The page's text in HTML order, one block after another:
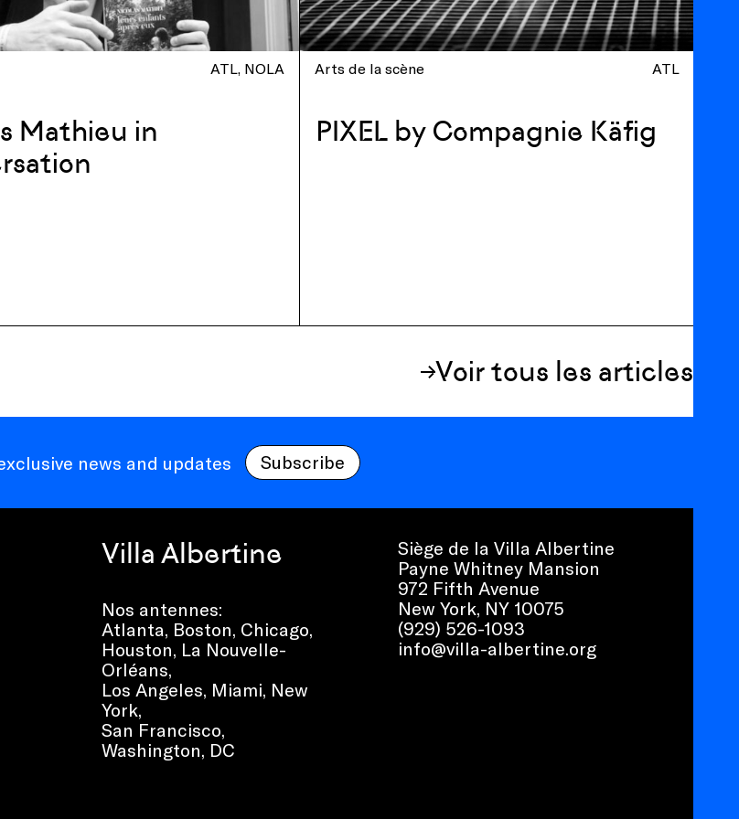
ATL NOLA
Mathieu in
Arts de la scène ATL
PIXEL by Compagnie Käfig
Voir tous les articles
news and updates Subscribe
Villa Albertine
Nos antennes:
Atlanta, Boston, Chicago,
Houston, La Nouvelle-
Orléans,
Los Angeles, Miami, New
York,
San Francisco,
Washington, DC
Siège de la Villa Albertine
Payne Whitney Mansion
972 Fifth Avenue
New York, NY 10075
(929) 526-1093
info@villa-albertine.org